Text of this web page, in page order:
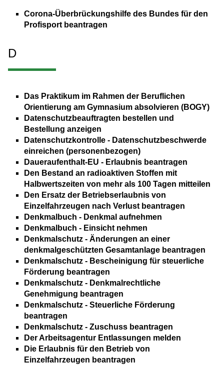
Corona-Überbrückungshilfe des Bundes für den
Profisport beantragen
D
Das Praktikum im Rahmen der Beruflichen
Orientierung am Gymnasium absolvieren (BOGY)
Datenschutzbeauftragten bestellen und
Bestellung anzeigen
Datenschutzkontrolle - Datenschutzbeschwerde
einreichen (personenbezogen)
Daueraufenthalt-EU - Erlaubnis beantragen
Den Bestand an radioaktiven Stoffen mit
Halbwertszeiten von mehr als 100 Tagen mitteilen
Den Ersatz der Betriebserlaubnis von
Einzelfahrzeugen nach Verlust beantragen
Denkmalbuch - Denkmal aufnehmen
Denkmalbuch - Einsicht nehmen
Denkmalschutz - Änderungen an einer
denkmalgeschützten Gesamtanlage beantragen
Denkmalschutz - Bescheinigung für steuerliche
Förderung beantragen
Denkmalschutz - Denkmalrechtliche
Genehmigung beantragen
Denkmalschutz - Steuerliche Förderung
beantragen
Denkmalschutz - Zuschuss beantragen
Der Arbeitsagentur Entlassungen melden
Die Erlaubnis für den Betrieb von
Einzelfahrzeugen beantragen